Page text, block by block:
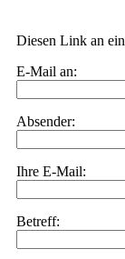
Diesen Link an
E-Mail an:
Absender:
Ihre E-Mail:
Betreff: